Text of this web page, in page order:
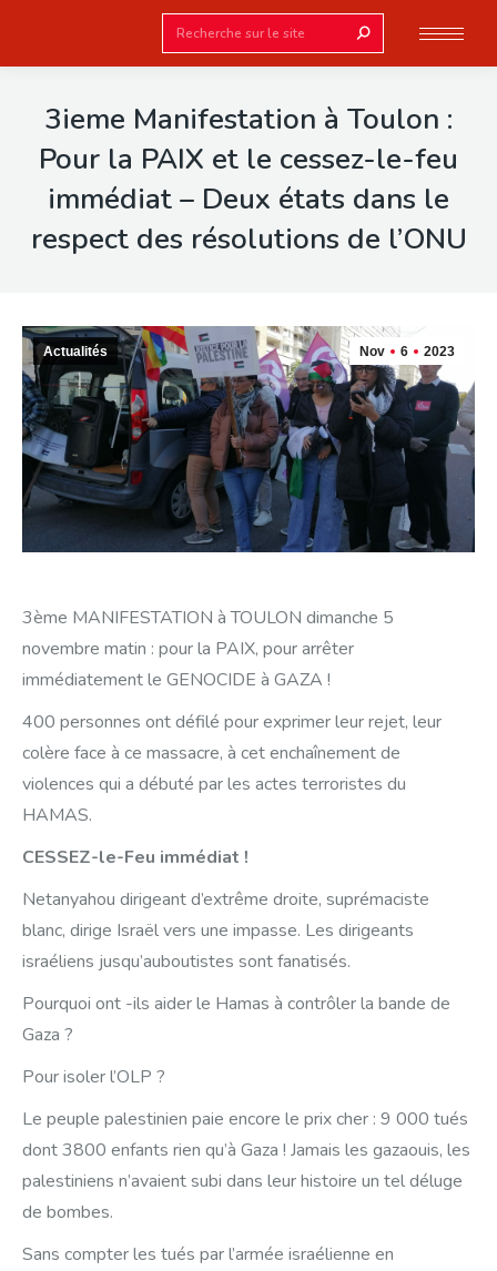
Search:
3ieme Manifestation à Toulon :
Pour la PAIX et le cessez-le-feu
immédiat – Deux états dans le
respect des résolutions de l’ONU
Nov 6 2023
Actualités
3ème MANIFESTATION à TOULON dimanche 5
novembre matin : pour la PAIX, pour arrêter
immédiatement le GENOCIDE à GAZA !
400 personnes ont défilé pour exprimer leur rejet, leur
colère face à ce massacre, à cet enchaînement de
violences qui a débuté par les actes terroristes du
HAMAS.
CESSEZ-le-Feu immédiat !
Netanyahou dirigeant d’extrême droite, suprémaciste
blanc, dirige Israël vers une impasse. Les dirigeants
israéliens jusqu’auboutistes sont fanatisés.
Pourquoi ont -ils aider le Hamas à contrôler la bande de
Gaza ?
Pour isoler l’OLP ?
Le peuple palestinien paie encore le prix cher : 9 000 tués
dont 3800 enfants rien qu’à Gaza ! Jamais les gazaouis, les
palestiniens n’avaient subi dans leur histoire un tel déluge
de bombes.
Sans compter les tués par l’armée israélienne en